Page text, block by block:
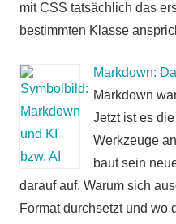
mit CSS tatsächlich das
bestimmten Klasse
Markdown:
Markdown
Jetzt ist es
Werkzeuge
baut sein
darauf auf. Warum sich
Format durchsetzt und wo